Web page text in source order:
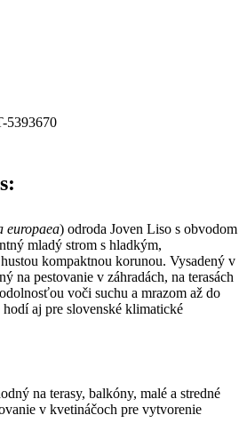
5393670
europaea) odroda Joven Liso s obvodom
mladý strom s hladkým,
kompaktnou korunou. Vysadený v
na pestovanie v záhradách, na terasách
voči suchu a mrazom až do
hodí aj pre slovenské klimatické
na terasy, balkóny, malé a stredné
v kvetináčoch pre vytvorenie